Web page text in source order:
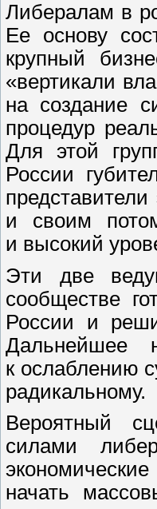
Либералам в
Ее основу
крупный
«вертикали
на создание
процедур
Для этой
России
и своим
и высокий
Эти две
сообществе
России и
Дальнейшее
к ослаблению
радикальному.
Вероятный
силами
начать